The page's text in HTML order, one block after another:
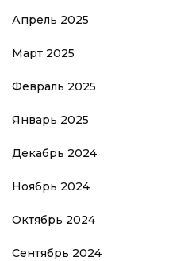
Апрель 2025
Март 2025
Февраль 2025
Январь 2025
Декабрь 2024
Ноябрь 2024
Октябрь 2024
Сентябрь 2024